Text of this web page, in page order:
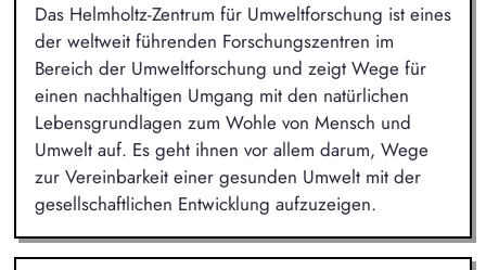
Das Helmholtz-Zentrum für Umweltforschung ist eines
der weltweit führenden Forschungszentren im
Bereich der Umweltforschung und zeigt Wege für
einen nachhaltigen Umgang mit den natürlichen
Lebensgrundlagen zum Wohle von Mensch und
Umwelt auf. Es geht ihnen vor allem darum, Wege
zur Vereinbarkeit einer gesunden Umwelt mit der
gesellschaftlichen Entwicklung aufzuzeigen.